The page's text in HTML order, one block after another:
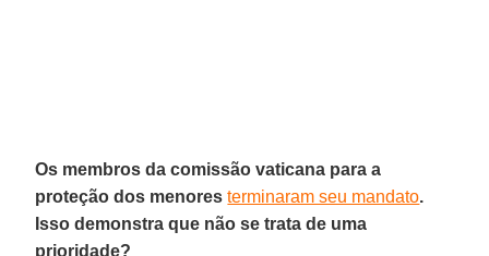
Os membros da comissão vaticana para a
proteção dos menoresterminaram seu mandato.
Isso demonstra que não se trata de uma
prioridade?